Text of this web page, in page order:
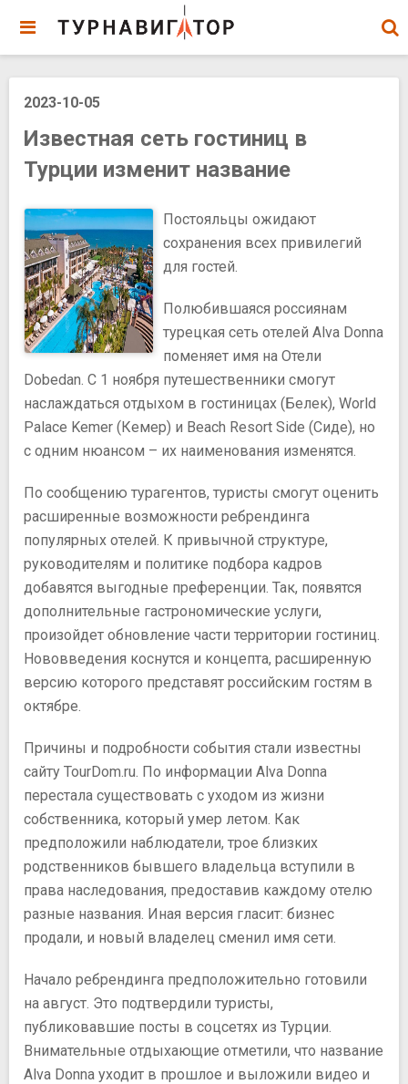
2023-10-05
Известная сеть гостиниц в
Турции изменит название
Постояльцы ожидают
сохранения всех привилегий
для гостей.
Полюбившаяся россиянам
турецкая сеть отелей Alva Donna
поменяет имя на Отели
Dobedan. С 1 ноября путешественники смогут
наслаждаться отдыхом в гостиницах (Белек), World
Palace Kemer (Кемер) и Beach Resort Side (Сиде), но
с одним нюансом – их наименования изменятся.
По сообщению турагентов, туристы смогут оценить
расширенные возможности ребрендинга
популярных отелей. К привычной структуре,
руководителям и политике подбора кадров
добавятся выгодные преференции. Так, появятся
дополнительные гастрономические услуги,
произойдет обновление части территории гостиниц.
Нововведения коснутся и концепта, расширенную
версию которого представят российским гостям в
октябре.
Причины и подробности события стали известны
сайту TourDom.ru. По информации Alva Donna
перестала существовать с уходом из жизни
собственника, который умер летом. Как
предположили наблюдатели, трое близких
родственников бывшего владельца вступили в
права наследования, предоставив каждому отелю
разные названия. Иная версия гласит: бизнес
продали, и новый владелец сменил имя сети.
Начало ребрендинга предположительно готовили
на август. Это подтвердили туристы,
публиковавшие посты в соцсетях из Турции.
Внимательные отдыхающие отметили, что название
Alva Donna уходит в прошлое и выложили видео и